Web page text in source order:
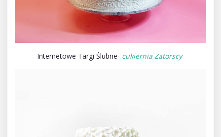
Internetowe Targi Ślubne- cukiernia Zatorscy